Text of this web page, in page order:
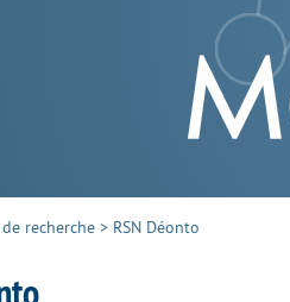
recherche > RSN Déonto